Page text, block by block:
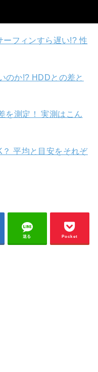
ーフィンすら遅い!? 性
のか!? HDDとの差と
を測定！ 実測はこん
平均と目安をそれぞ
送る Pocket